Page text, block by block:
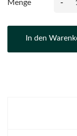
Menge -
In den